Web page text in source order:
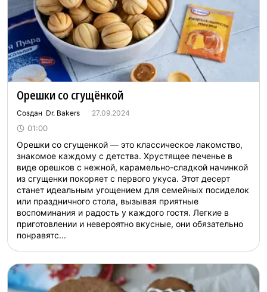
Орешки со сгущёнкой
Создан Dr. Bakers 27.09.2024
01:00
Орешки со сгущенкой — это классическое лакомство,
знакомое каждому с детства. Хрустящее печенье в
виде орешков с нежной, карамельно-сладкой начинкой
из сгущенки покоряет с первого укуса. Этот десерт
станет идеальным угощением для семейных посиделок
или праздничного стола, вызывая приятные
воспоминания и радость у каждого гостя. Легкие в
приготовлении и невероятно вкусные, они обязательно
понравятс...